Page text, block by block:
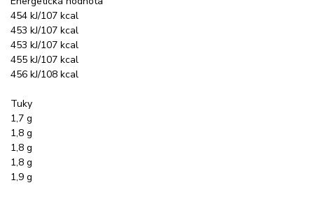
454 kJ/107 kcal
453 kJ/107 kcal
453 kJ/107 kcal
455 kJ/107 kcal
456 kJ/108 kcal
Tuky
1,7 g
1,8 g
1,8 g
1,8 g
1,9 g